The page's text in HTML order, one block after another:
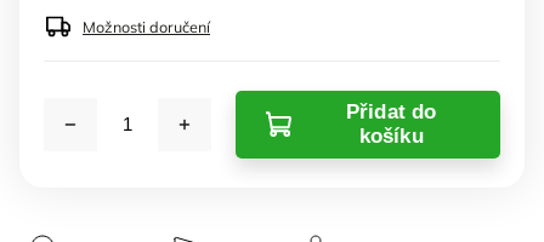
Možnosti doručení
Přidat do
košíku